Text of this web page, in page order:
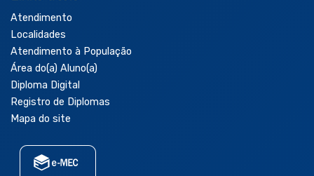
Atendimento
Localidades
Atendimento à População
Área do(a) Aluno(a)
Diploma Digital
Registro de Diplomas
Mapa do site